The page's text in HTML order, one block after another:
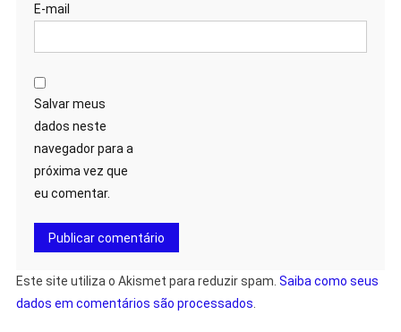
E-mail
Salvar meus
dados neste
navegador para a
próxima vez que
eu comentar.
Este site utiliza o Akismet para reduzir spam. Saiba como seus
dados em comentários são processados